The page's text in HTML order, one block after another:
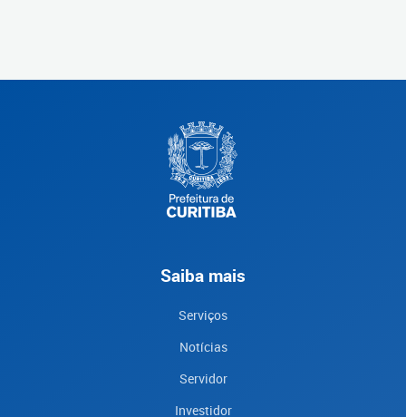
Saiba mais
Serviços
Notícias
Servidor
Investidor